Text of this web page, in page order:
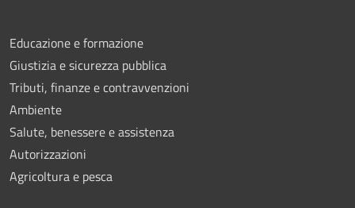
Educazione e formazione
Giustizia e sicurezza pubblica
Tributi, finanze e contravvenzioni
Ambiente
Salute, benessere e assistenza
Autorizzazioni
Agricoltura e pesca